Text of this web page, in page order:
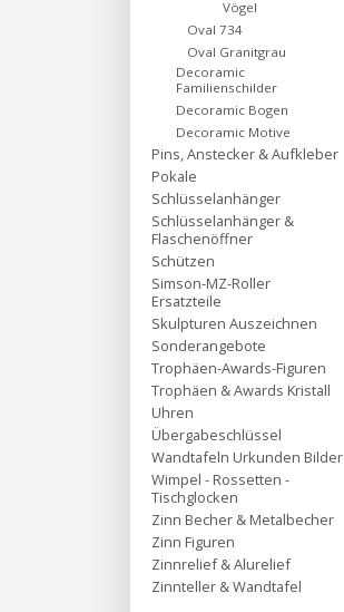
Vögel
Oval 734
Oval Granitgrau
Decoramic
Familienschilder
Decoramic Bogen
Decoramic Motive
Pins, Anstecker & Aufkleber
Pokale
Schlüsselanhänger
Schlüsselanhänger &
Flaschenöffner
Schützen
Simson-MZ-Roller
Ersatzteile
Skulpturen Auszeichnen
Sonderangebote
Trophäen-Awards-Figuren
Trophäen & Awards Kristall
Uhren
Übergabeschlüssel
Wandtafeln Urkunden Bilder
Wimpel - Rossetten -
Tischglocken
Zinn Becher & Metalbecher
Zinn Figuren
Zinnrelief & Alurelief
Zinnteller & Wandtafel